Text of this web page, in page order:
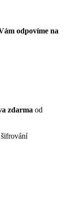
odpovíme na
zdarma od